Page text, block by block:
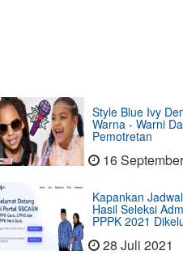
Style Blue Ivy
Warna - Warni
Pemotretan
16
Kapankan
Hasil Seleksi
PPPK 2021
28 Juli 2021